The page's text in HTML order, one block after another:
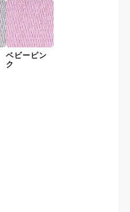
ベビーピン
ク